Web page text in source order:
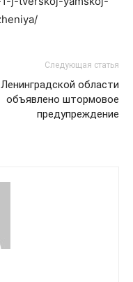
Следующая статья
области
объявлено штормовое
предупреждение